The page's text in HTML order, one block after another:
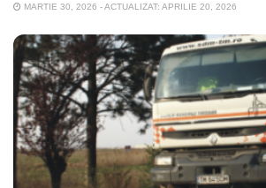
MARTIE 30, 2026 - ACTUALIZAT: APRILIE 20, 2026